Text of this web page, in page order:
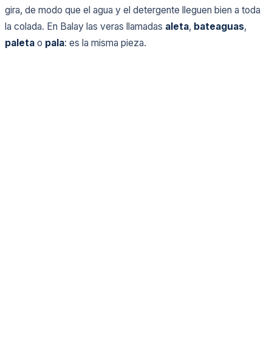
gira, de modo que el agua y el detergente lleguen bien a toda
la colada. En Balay las veras llamadas aleta, bateaguas,
paleta o pala: es la misma pieza.